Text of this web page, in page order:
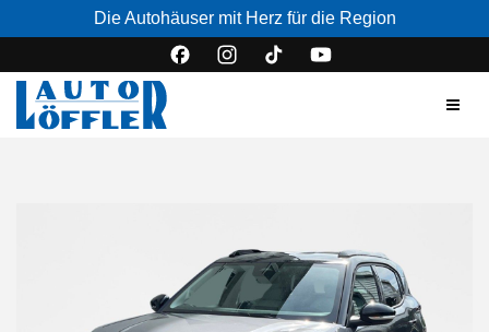
Die Autohäuser mit Herz für die Region